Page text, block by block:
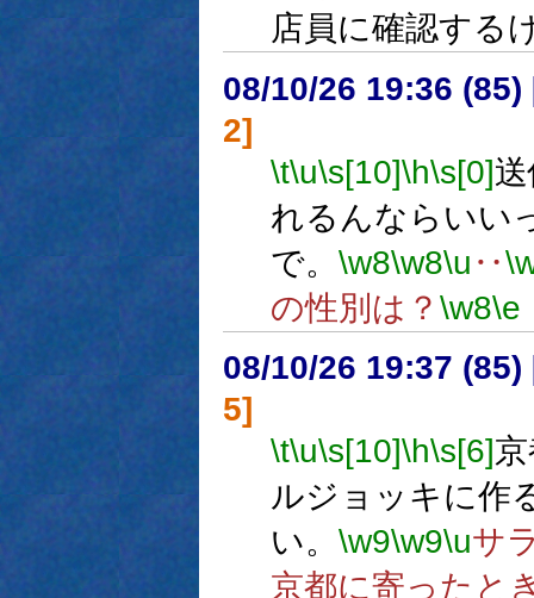
店員に確認する
08/10/26 19:36 (85)
2]
\t\u\s[10]\h\s[0]
れるんならいい
で。 \w8\w8\u ‥
の性別は？ \w8\e
08/10/26 19:37 (85)
5]
\t\u\s[10]\h\s[6]
ルジョッキに作
い。 \w9\w9\uサ
京都に寄ったと